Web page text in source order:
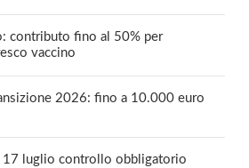
contributo fino al 50% per
vaccino
2026: fino a 10.000 euro
17 luglio controllo obbligatorio